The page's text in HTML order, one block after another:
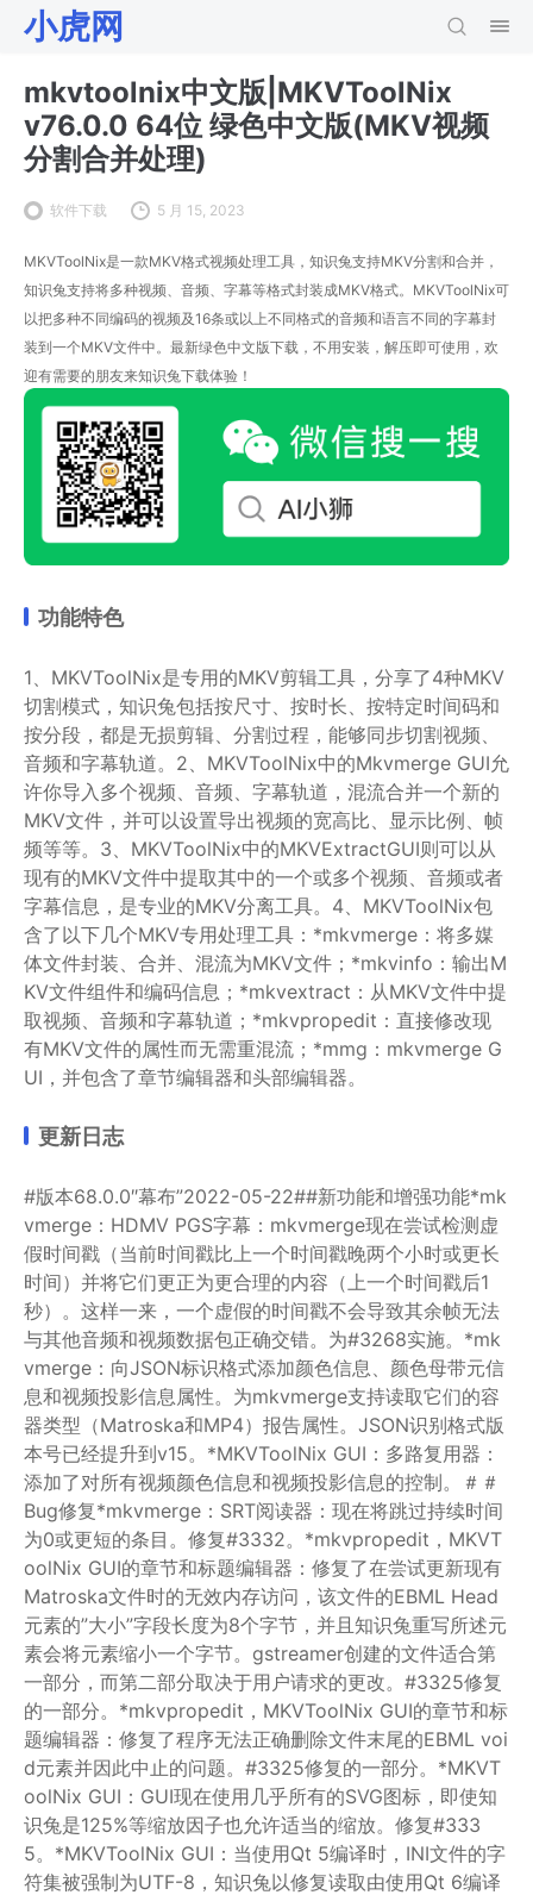
小虎网
mkvtoolnix中文版|MKVToolNix
v76.0.0 64位 绿色中文版(MKV视频
分割合并处理)
软件下载 5 月 15, 2023
MKVToolNix是一款MKV格式视频处理工具，知识兔支持MKV分割和合并，
知识兔支持将多种视频、音频、字幕等格式封装成MKV格式。MKVToolNix可
以把多种不同编码的视频及16条或以上不同格式的音频和语言不同的字幕封
装到一个MKV文件中。最新绿色中文版下载，不用安装，解压即可使用，欢
迎有需要的朋友来知识兔下载体验！
功能特色
1、MKVToolNix是专用的MKV剪辑工具，分享了4种MKV
切割模式，知识兔包括按尺寸、按时长、按特定时间码和
按分段，都是无损剪辑、分割过程，能够同步切割视频、
音频和字幕轨道。2、MKVToolNix中的Mkvmerge GUI允
许你导入多个视频、音频、字幕轨道，混流合并一个新的
MKV文件，并可以设置导出视频的宽高比、显示比例、帧
频等等。3、MKVToolNix中的MKVExtractGUI则可以从
现有的MKV文件中提取其中的一个或多个视频、音频或者
字幕信息，是专业的MKV分离工具。4、MKVToolNix包
含了以下几个MKV专用处理工具：*mkvmerge：将多媒
体文件封装、合并、混流为MKV文件；*mkvinfo：输出M
KV文件组件和编码信息；*mkvextract：从MKV文件中提
取视频、音频和字幕轨道；*mkvpropedit：直接修改现
有MKV文件的属性而无需重混流；*mmg：mkvmerge G
UI，并包含了章节编辑器和头部编辑器。
更新日志
#版本68.0.0″幕布”2022-05-22##新功能和增强功能*mk
vmerge：HDMV PGS字幕：mkvmerge现在尝试检测虚
假时间戳（当前时间戳比上一个时间戳晚两个小时或更长
时间）并将它们更正为更合理的内容（上一个时间戳后1
秒）。这样一来，一个虚假的时间戳不会导致其余帧无法
与其他音频和视频数据包正确交错。为#3268实施。*mk
vmerge：向JSON标识格式添加颜色信息、颜色母带元信
息和视频投影信息属性。为mkvmerge支持读取它们的容
器类型（Matroska和MP4）报告属性。JSON识别格式版
本号已经提升到v15。*MKVToolNix GUI：多路复用器：
添加了对所有视频颜色信息和视频投影信息的控制。＃＃
Bug修复*mkvmerge：SRT阅读器：现在将跳过持续时间
为0或更短的条目。修复#3332。*mkvpropedit，MKVT
oolNix GUI的章节和标题编辑器：修复了在尝试更新现有
Matroska文件时的无效内存访问，该文件的EBML Head
元素的”大小”字段长度为8个字节，并且知识兔重写所述元
素会将元素缩小一个字节。gstreamer创建的文件适合第
一部分，而第二部分取决于用户请求的更改。#3325修复
的一部分。*mkvpropedit，MKVToolNix GUI的章节和标
题编辑器：修复了程序无法正确删除文件末尾的EBML voi
d元素并因此中止的问题。#3325修复的一部分。*MKVT
oolNix GUI：GUI现在使用几乎所有的SVG图标，即使知
识兔是125%等缩放因子也允许适当的缩放。修复#333
5。*MKVToolNix GUI：当使用Qt 5编译时，INI文件的字
符集被强制为UTF-8，知识兔以修复读取由使用Qt 6编译